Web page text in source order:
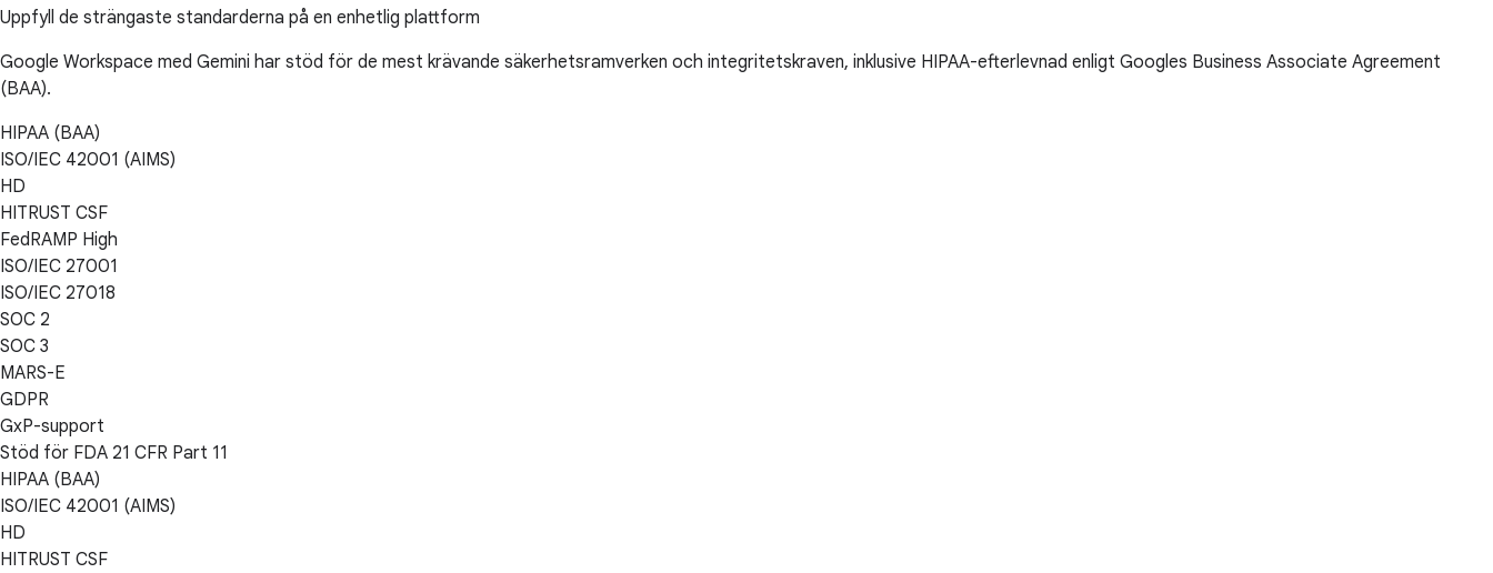
Uppfyll de strängaste standarderna på en enhetlig plattform
Google Workspace med Gemini har stöd för de mest krävande säkerhetsramverken och integritetskraven, inklusive HIPAA-efterlevnad enligt Googles Business Associate Agreement
(BAA).
HIPAA (BAA)
ISO/IEC 42001 (AIMS)
HD
HITRUST CSF
FedRAMP High
ISO/IEC 27001
ISO/IEC 27018
SOC 2
SOC 3
MARS-E
GDPR
GxP-support
Stöd för FDA 21 CFR Part 11
HIPAA (BAA)
ISO/IEC 42001 (AIMS)
HD
HITRUST CSF